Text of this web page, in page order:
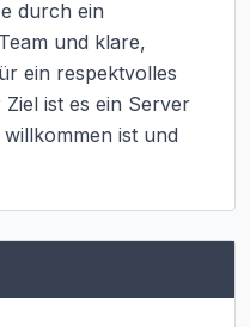
durch ein
und klare,
ein respektvolles
ist es ein Server
ist und